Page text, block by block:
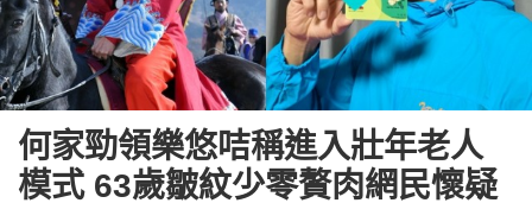
何家勁領樂悠咭稱進入壯年老人
模式 63歲皺紋少零贅肉網民懷疑